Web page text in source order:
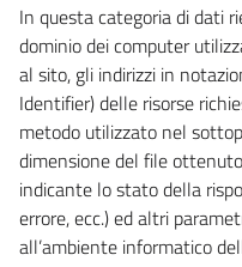
In questa categoria di dati
dominio dei computer
al sito, gli indirizzi in
Identifier) delle risorse
metodo utilizzato nel
dimensione del file
indicante lo stato della
errore, ecc.) ed altri
all’ambiente informatico